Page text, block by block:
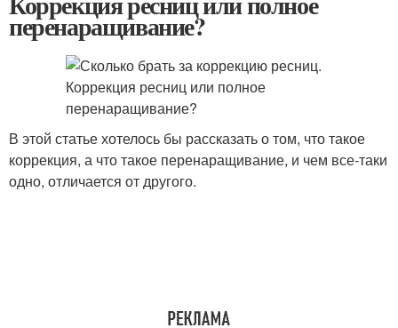
перенаращивание?
В этой статье хотелось бы рассказать о том, что такое
коррекция, а что такое перенаращивание, и чем все-таки
одно, отличается от другого.